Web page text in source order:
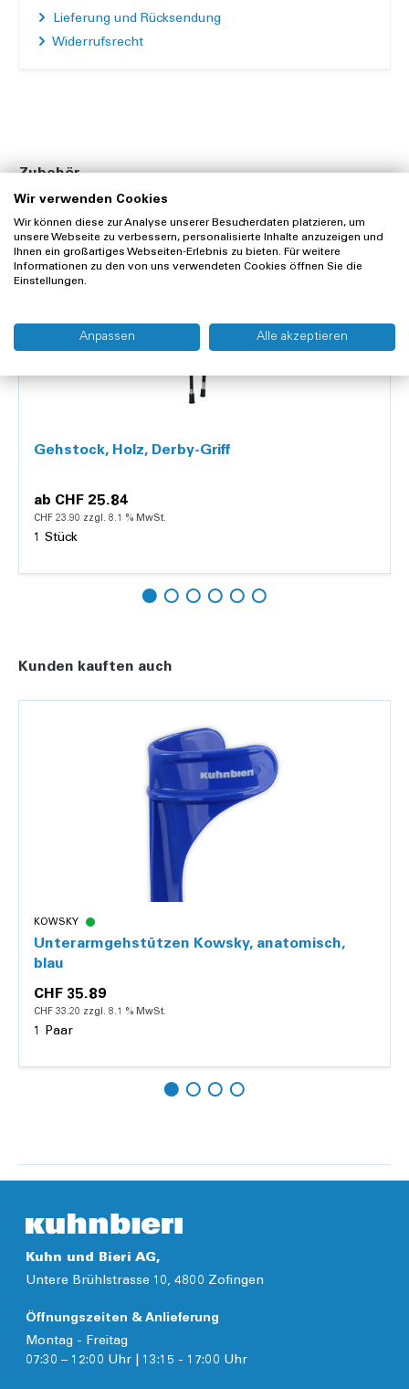
Lieferung und Rücksendung
Widerrufsrecht
Zubehör
Gehstock, Holz, Derby-Griff
ab CHF 25.84
CHF 23.90 zzgl. 8.1 % MwSt.
1 Stück
Kunden kauften auch
KOWSKY
Unterarmgehstützen Kowsky, anatomisch,
blau
CHF 35.89
CHF 33.20 zzgl. 8.1 % MwSt.
1 Paar
Hinzufügen
Kuhn und Bieri AG,
Untere Brühlstrasse 10, 4800 Zofingen
Öffnungszeiten & Anlieferung
Montag - Freitag
07:30 – 12:00 Uhr | 13:15 - 17:00 Uhr
Wir verwenden Cookies
Wir können diese zur Analyse unserer Besucherdaten platzieren, um
unsere Webseite zu verbessern, personalisierte Inhalte anzuzeigen und
Ihnen ein großartiges Webseiten-Erlebnis zu bieten. Für weitere
Informationen zu den von uns verwendeten Cookies öffnen Sie die
Einstellungen.
Anpassen Alle akzeptieren